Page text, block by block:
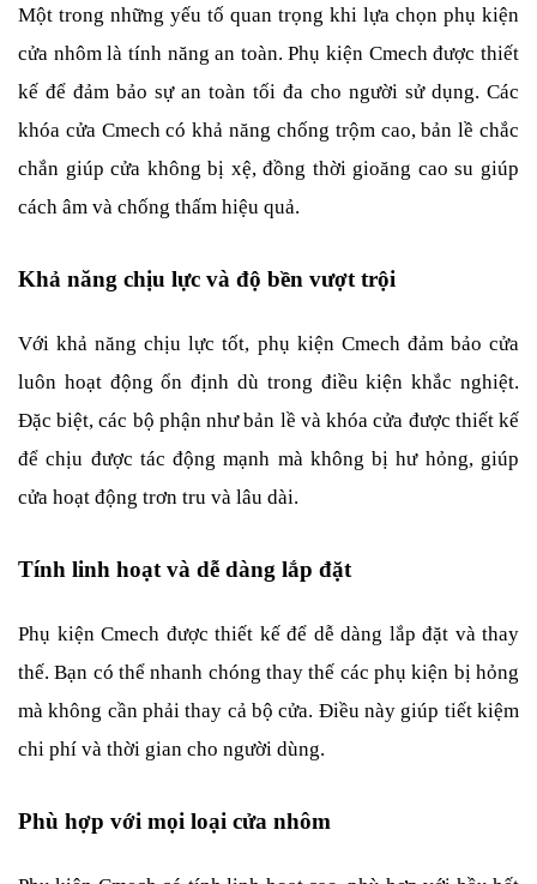
Một trong những yếu tố quan trọng khi lựa chọn phụ kiện
cửa nhôm là tính năng an toàn. Phụ kiện Cmech được thiết
kế để đảm bảo sự an toàn tối đa cho người sử dụng. Các
khóa cửa Cmech có khả năng chống trộm cao, bản lề chắc
chắn giúp cửa không bị xệ, đồng thời gioăng cao su giúp
cách âm và chống thấm hiệu quả.
Khả năng chịu lực và độ bền vượt trội
Với khả năng chịu lực tốt, phụ kiện Cmech đảm bảo cửa
luôn hoạt động ổn định dù trong điều kiện khắc nghiệt.
Đặc biệt, các bộ phận như bản lề và khóa cửa được thiết kế
để chịu được tác động mạnh mà không bị hư hỏng, giúp
cửa hoạt động trơn tru và lâu dài.
Tính linh hoạt và dễ dàng lắp đặt
Phụ kiện Cmech được thiết kế để dễ dàng lắp đặt và thay
thế. Bạn có thể nhanh chóng thay thế các phụ kiện bị hỏng
mà không cần phải thay cả bộ cửa. Điều này giúp tiết kiệm
chi phí và thời gian cho người dùng.
Phù hợp với mọi loại cửa nhôm